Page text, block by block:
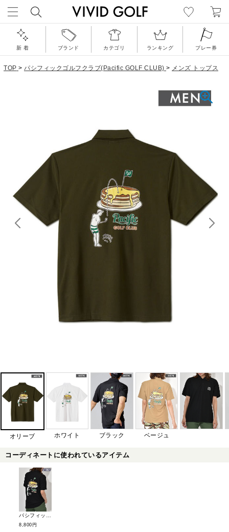
新 着 ブランド カテゴリ ランキング プレー券
TOP > パシフィックゴルフクラブ(Pacific GOLF CLUB) > メンズ トップス
オリーブ ホワイト ブラック ベージュ
コーディネートに使われているアイテム
8,800円